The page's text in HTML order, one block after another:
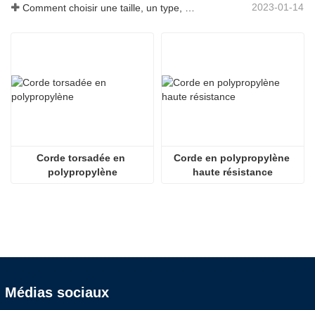
2023-01-14
Corde torsadée en
polypropylène
Corde en polypropylène
haute résistance
Médias sociaux